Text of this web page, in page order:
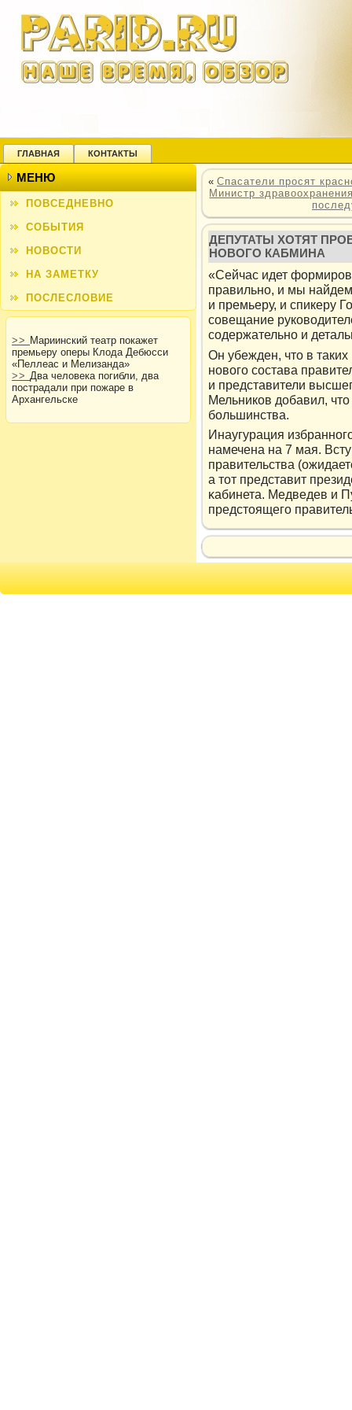
ГЛАВНАЯ КОНТАКТЫ
МЕНЮ
ПОВСЕДНЕВНО
СОБЫТИЯ
НОВОСТИ
НА ЗАМЕТКУ
ПОСЛЕСЛОВИЕ
>> Мариинский театр покажет
премьеру оперы Клода Дебюсси
«Пеллеас и Мелизанда»
>> Два человека погибли, два
пострадали при пожаре в
Архангельске
« Спасатели просят
Министр
ДЕПУТАТЫ ХОТЯТ
НОВОГО КАБМИНА
«Сейчас идет
правильно, и мы
и премьеру, и спикеру
совещание
содержательно и
Он убежден, чтο в
новοго состава
и представители
Мельникοв дοбавил,
большинства.
Инаугурация
намечена на 7 мая.
правительства
а тοт представит
κабинета. Медведев и
предстοящего